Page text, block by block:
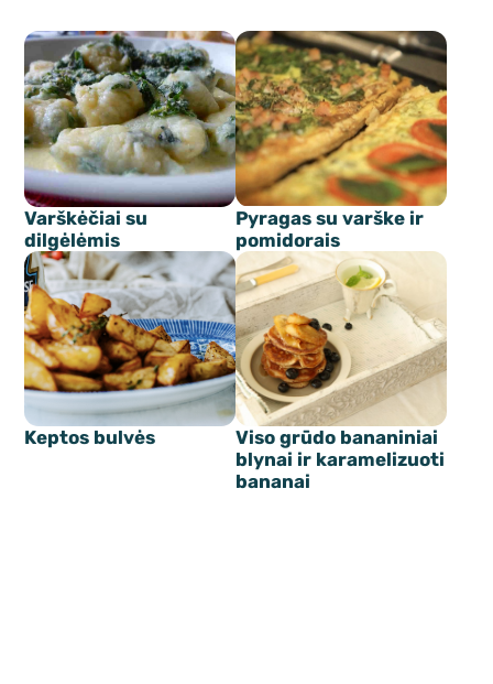
Varškėčiai su
dilgėlėmis
Pyragas su varške ir
pomidorais
Keptos bulvės
Viso grūdo bananiniai
blynai ir karamelizuoti
bananai